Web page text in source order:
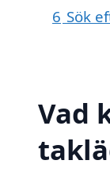
6 Sök
Vad